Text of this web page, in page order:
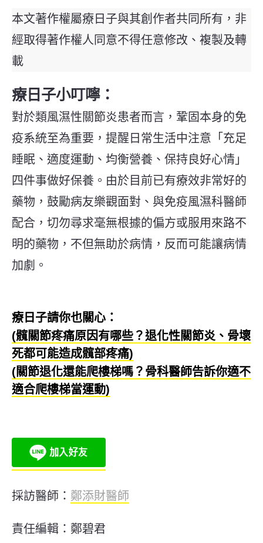
本文著作權屬療日子與其創作者共同所有，非
經取得著作權人同意不得任意修改、複製及轉
載
療日子小叮嚀：
對於類風濕性關節炎患者而言，鞏固本身的免
疫系統至為重要，提醒日常生活中注意「充足
睡眠、適度運動、均衡營養、保持良好心情」
四件事做好保養。由於目前已有療效非常好的
藥物，鼓勵病友樂觀面對、與免疫風濕科醫師
配合，切勿尋求毫無根據的偏方或服用來路不
明的藥物，不但無助於病情，反而可能讓病情
加劇。
療日子請你也關心：
(髖關節疼痛原因有哪些？退化性關節炎、骨壞
死都可能造成髖部疼痛)
(關節退化還能爬樓梯嗎？骨科醫師告訴你適不
適合爬樓梯當運動)
採訪醫師： 鄭添財醫師
責任編輯：鄭碧君